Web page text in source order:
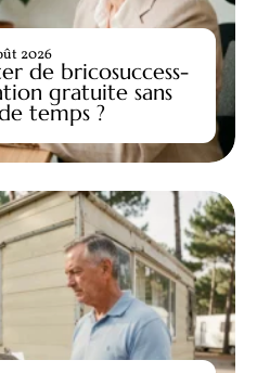
de bricosuccess-
gratuite sans
temps ?
2026